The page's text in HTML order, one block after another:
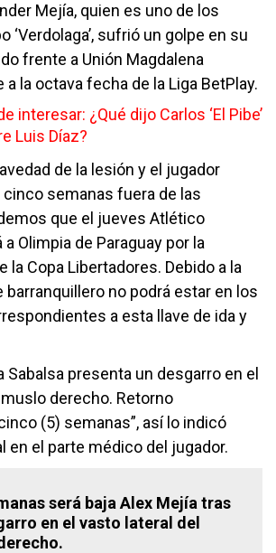
Mejía, quien es uno de los
‘Verdolaga’, sufrió un golpe en su
frente a Unión Magdalena
la octava fecha de la Liga BetPlay.
interesar: ¿Qué dijo Carlos ‘El Pibe’
Luis Díaz?
de la lesión y el jugador
semanas fuera de las
que el jueves Atlético
Olimpia de Paraguay por la
la Copa Libertadores. Debido a la
barranquillero no podrá estar en los
a esta llave de ida y
Sabalsa presenta un desgarro en el
derecho. Retorno
(5) semanas”, así lo indicó
en el parte médico del jugador.
será baja Alex Mejía tras
en el vasto lateral del